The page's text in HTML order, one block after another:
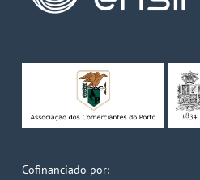
Cofinanciado por: